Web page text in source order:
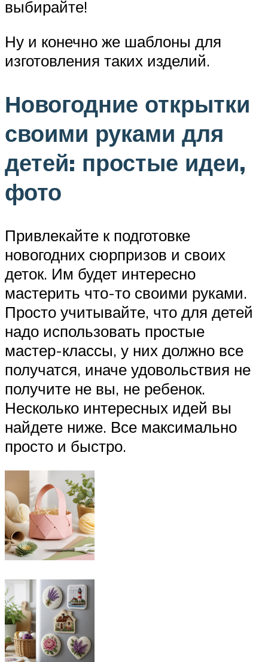
выбирайте!
Ну и конечно же шаблоны для
изготовления таких изделий.
Новогодние открытки
своими руками для
детей: простые идеи,
фото
Привлекайте к подготовке
новогодних сюрпризов и своих
деток. Им будет интересно
мастерить что-то своими руками.
Просто учитывайте, что для детей
надо использовать простые
мастер-классы, у них должно все
получатся, иначе удовольствия не
получите не вы, не ребенок.
Несколько интересных идей вы
найдете ниже. Все максимально
просто и быстро.